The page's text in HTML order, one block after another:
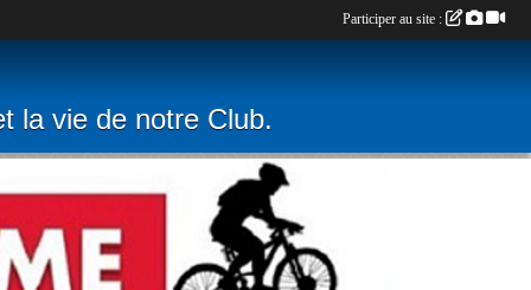
la vie de notre Club.
Participer au site :